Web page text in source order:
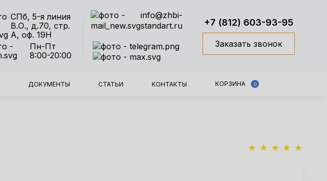
СПб, 5-я линия
В.О., д.70, стр.
А, оф. 19Н
Пн-Пт
8:00-20:00
info@zhbi-
standart.ru
+7 (812) 603-93-95
Заказать звонок
ДОКУМЕНТЫ СТАТЬИ КОНТАКТЫ КОРЗИНА 0